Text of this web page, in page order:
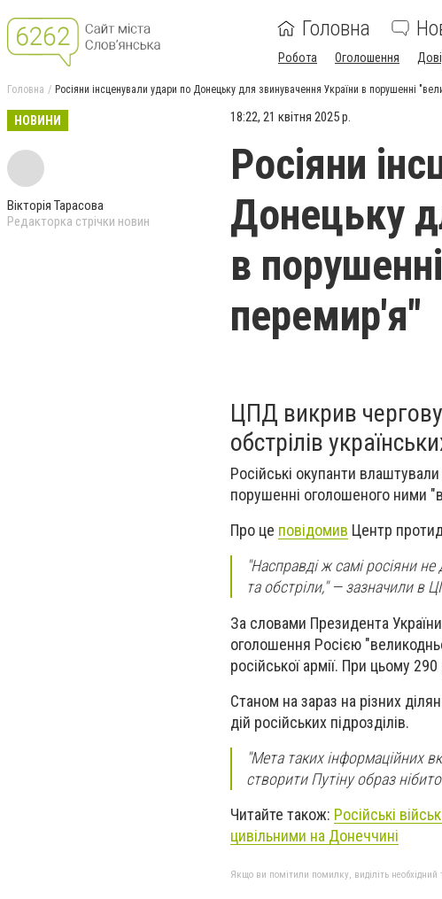
Головна
Робота Оголошення
Головна Росіяни інсценували удари по Донецьку для звинувачення України в порушенні
НОВИНИ
Вікторія Тарасова
Редакторка стрічки новин
18:22, 21 квітня 2025 р.
Росіяни
Донецьку
в
перемир'я"
ЦПД викрив чергову
обстрілів
Російські окупанти
порушенні оголошеного ними
Про це повідомив Центр
"Насправді ж самі росіяни
та обстріли," — зазначили в
За словами Президента
оголошення Росією
російської армії. При цьому
Станом на зараз на різних
дій російських підрозділів.
"Мета таких інформаційних
створити Путіну образ
Читайте також: Російські
цивільними на Донеччині
Якщо ви помітили помилку, виділіть необхідний